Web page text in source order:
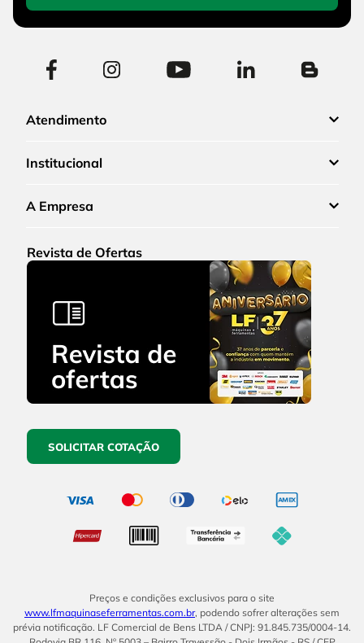
Atendimento
Institucional
A Empresa
Revista de Ofertas
SOLICITAR COTAÇÃO
Preços e condições exclusivos para o site
www.lfmaquinaseferramentas.com.br, podendo sofrer alterações sem
prévia notificação. LF Comercial de Bens LTDA / CNPJ: 91.845.735/0004-14.